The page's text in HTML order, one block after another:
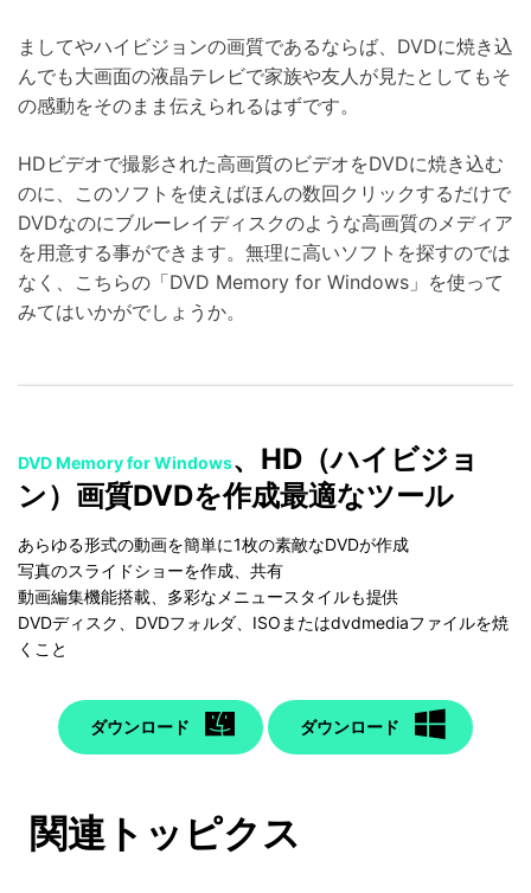
ましてやハイビジョンの画質であるならば、DVDに焼き込
んでも大画面の液晶テレビで家族や友人が見たとしてもそ
の感動をそのまま伝えられるはずです。
HDビデオで撮影された高画質のビデオをDVDに焼き込む
のに、このソフトを使えばほんの数回クリックするだけで
DVDなのにブルーレイディスクのような高画質のメディア
を用意する事ができます。無理に高いソフトを探すのでは
なく、こちらの「DVD Memory for Windows」を使って
みてはいかがでしょうか。
DVD Memory for Windows、HD（ハイビジョ
ン）画質DVDを作成最適なツール
あらゆる形式の動画を簡単に1枚の素敵なDVDが作成
写真のスライドショーを作成、共有
動画編集機能搭載、多彩なメニュースタイルも提供
DVDディスク、DVDフォルダ、ISOまたはdvdmediaファイルを焼
くこと
ダウンロード ダウンロード
関連トッピクス